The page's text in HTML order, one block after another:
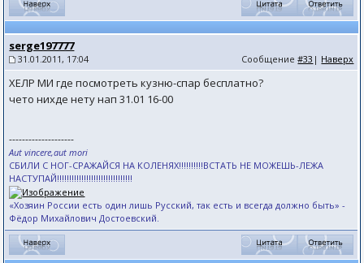
serge197777
31.01.2011, 17:04 Сообщение#33 | Наверх
ХЕЛР МИ где посмотреть кузню-спар бесплатно?
чето нихде нету нап 31.01 16-00
--------------------
Aut vincere,aut mori
СБИЛИ С НОГ-СРАЖАЙСЯ НА КОЛЕНЯХ!!!!!!!!!!ВСТАТЬ НЕ МОЖЕШЬ-ЛЕЖА
НАСТУПАЙ!!!!!!!!!!!!!!!!!!!!!!!!!!!!!!!
«Хозяин России есть один лишь Русский, так есть и всегда должно быть» -
Фёдор Михайлович Достоевский.